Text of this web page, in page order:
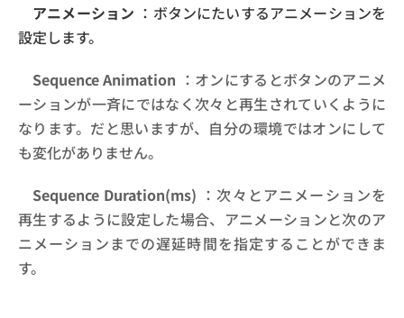
アニメーション ：ボタンにたいするアニメーションを
設定します。
Sequence Animation ：オンにするとボタンのアニメ
ーションが一斉にではなく次々と再生されていくように
なります。だと思いますが、自分の環境ではオンにして
も変化がありません。
Sequence Duration(ms) ：次々とアニメーションを
再生するように設定した場合、アニメーションと次のア
ニメーションまでの遅延時間を指定することができま
す。